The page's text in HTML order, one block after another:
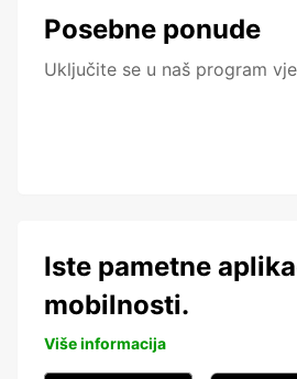
Posebne ponude
Uključite se u naš program
Iste pametne
mobilnosti.
Više informacija